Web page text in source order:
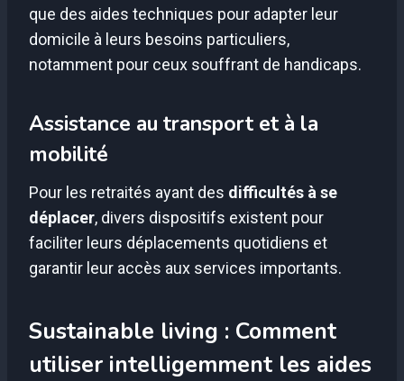
que des aides techniques pour adapter leur
domicile à leurs besoins particuliers,
notamment pour ceux souffrant de handicaps.
Assistance au transport et à la
mobilité
Pour les retraités ayant des difficultés à se
déplacer, divers dispositifs existent pour
faciliter leurs déplacements quotidiens et
garantir leur accès aux services importants.
Sustainable living : Comment
utiliser intelligemment les aides